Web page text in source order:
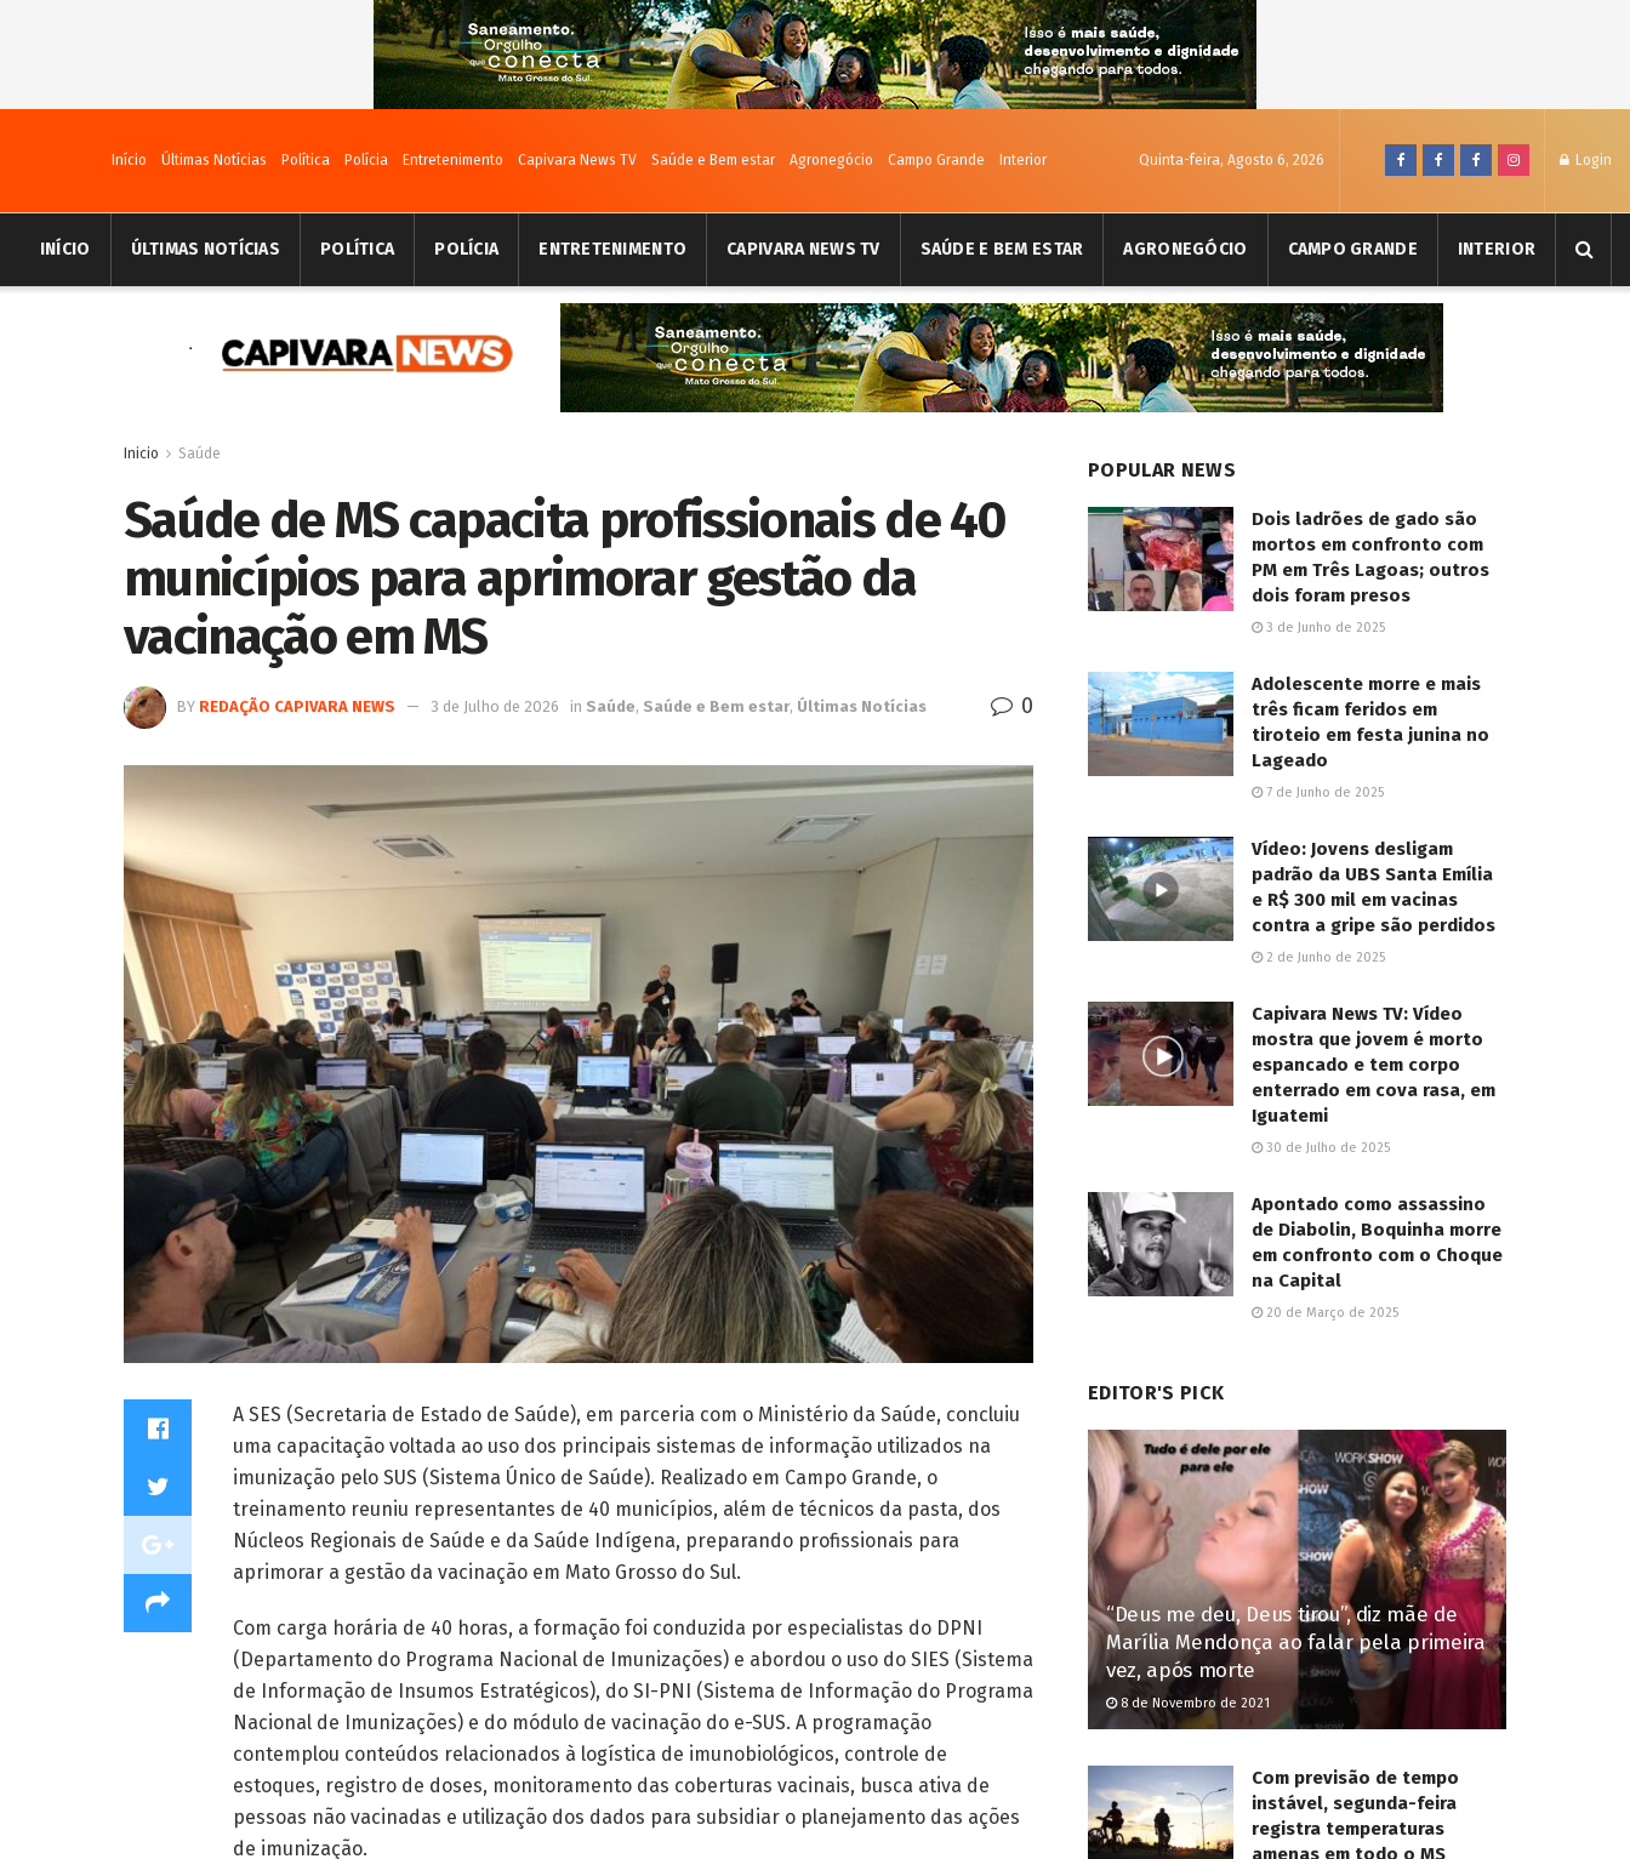
Início Últimas Notícias Política Polícia Entretenimento Capivara News TV Saúde e Bem estar Agronegócio Campo Grande Interior Quinta-feira, Agosto 6, 2026 Login
INÍCIO ÚLTIMAS NOTÍCIAS POLÍTICA POLÍCIA ENTRETENIMENTO CAPIVARA NEWS TV SAÚDE E BEM ESTAR AGRONEGÓCIO CAMPO GRANDE INTERIOR
Inicio Saúde
Saúde de MS capacita profissionais de 40
municípios para aprimorar gestão da
vacinação em MS
BY REDAÇÃO CAPIVARA NEWS 3 de Julho de 2026 in Saúde, Saúde e Bem estar, Últimas Notícias 0
A SES (Secretaria de Estado de Saúde), em parceria com o Ministério da Saúde, concluiu
uma capacitação voltada ao uso dos principais sistemas de informação utilizados na
imunização pelo SUS (Sistema Único de Saúde). Realizado em Campo Grande, o
treinamento reuniu representantes de 40 municípios, além de técnicos da pasta, dos
Núcleos Regionais de Saúde e da Saúde Indígena, preparando profissionais para
aprimorar a gestão da vacinação em Mato Grosso do Sul.
Com carga horária de 40 horas, a formação foi conduzida por especialistas do DPNI
(Departamento do Programa Nacional de Imunizações) e abordou o uso do SIES (Sistema
de Informação de Insumos Estratégicos), do SI-PNI (Sistema de Informação do Programa
Nacional de Imunizações) e do módulo de vacinação do e-SUS. A programação
contemplou conteúdos relacionados à logística de imunobiológicos, controle de
estoques, registro de doses, monitoramento das coberturas vacinais, busca ativa de
pessoas não vacinadas e utilização dos dados para subsidiar o planejamento das ações
de imunização.
POPULAR NEWS
Dois ladrões de gado são
mortos em confronto com
PM em Três Lagoas; outros
dois foram presos
3 de Junho de 2025
Adolescente morre e mais
três ficam feridos em
tiroteio em festa junina no
Lageado
7 de Junho de 2025
Vídeo: Jovens desligam
padrão da UBS Santa Emília
e R$ 300 mil em vacinas
contra a gripe são perdidos
2 de Junho de 2025
Capivara News TV: Vídeo
mostra que jovem é morto
espancado e tem corpo
enterrado em cova rasa, em
Iguatemi
30 de Julho de 2025
Apontado como assassino
de Diabolin, Boquinha morre
em confronto com o Choque
na Capital
20 de Março de 2025
EDITOR'S PICK
“Deus me deu, Deus tirou”, diz mãe de
Marília Mendonça ao falar pela primeira
vez, após morte
8 de Novembro de 2021
Com previsão de tempo
instável, segunda-feira
registra temperaturas
amenas em todo o MS